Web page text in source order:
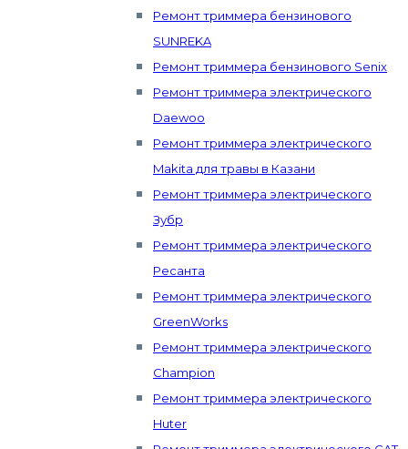
Ремонт триммера бензинового
SUNREKA
Ремонт триммера бензинового Senix
Ремонт триммера электрического
Daewoo
Ремонт триммера электрического
Makita для травы в Казани
Ремонт триммера электрического
Зубр
Ремонт триммера электрического
Ресанта
Ремонт триммера электрического
GreenWorks
Ремонт триммера электрического
Champion
Ремонт триммера электрического
Huter